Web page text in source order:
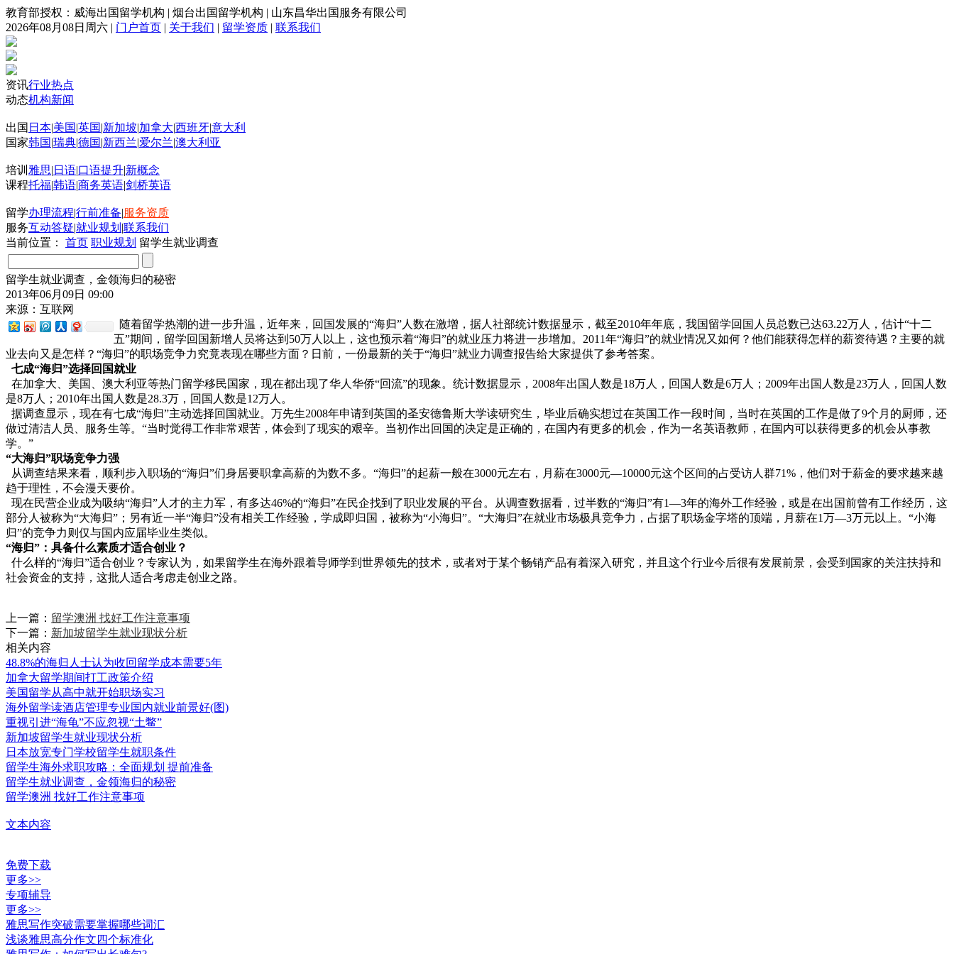
教育部授权：威海出国留学机构 | 烟台出国留学机构 | 山东昌华出国服务有限公司
2026年08月08日周六 | 门户首页 | 关于我们 | 留学资质 | 联系我们
资讯行业热点
动态机构新闻
出国 日本|美国|英国|新加坡|加拿大|西班牙|意大利
国家韩国|瑞典|德国|新西兰|爱尔兰|澳大利亚
培训 雅思| 日语|口语提升|新概念
课程托福|韩语|商务英语|剑桥英语
留学办理流程|行前准备|服务资质
服务互动答疑|就业规划 |联系我们
当前位置：
首页 职业规划 留学生就业调查
留学生就业调查，金领海归的秘密
2013年06月09日 09:00
来源：互联网
随着留学热潮的进一步升温，近年来，回国发展的“海归”人数在激增，据人社部统计数据显示，截至2010年年底，我国留学回国人员总数已达63.22万人，估计“十二
五”期间，留学回国新增人员将达到50万人以上，这也预示着“海归”的就业压力将进一步增加。2011年“海归”的就业情况又如何？他们能获得怎样的薪资待遇？主要的就
业去向又是怎样？“海归”的职场竞争力究竟表现在哪些方面？日前，一份最新的关于“海归”就业力调查报告给大家提供了参考答案。
七成“海归”选择回国就业
在加拿大、美国、澳大利亚等热门留学移民国家，现在都出现了华人华侨“回流”的现象。统计数据显示，2008年出国人数是18万人，回国人数是6万人；2009年出国人数是23万人，回国人数
是8万人；2010年出国人数是28.3万，回国人数是12万人。
据调查显示，现在有七成“海归”主动选择回国就业。万先生2008年申请到英国的圣安德鲁斯大学读研究生，毕业后确实想过在英国工作一段时间，当时在英国的工作是做了9个月的厨师，还
做过清洁人员、服务生等。“当时觉得工作非常艰苦，体会到了现实的艰辛。当初作出回国的决定是正确的，在国内有更多的机会，作为一名英语教师，在国内可以获得更多的机会从事教
学。”
“大海归”职场竞争力强
从调查结果来看，顺利步入职场的“海归”们身居要职拿高薪的为数不多。“海归”的起薪一般在3000元左右，月薪在3000元—10000元这个区间的占受访人群71%，他们对于薪金的要求越来越
趋于理性，不会漫天要价。
现在民营企业成为吸纳“海归”人才的主力军，有多达46%的“海归”在民企找到了职业发展的平台。从调查数据看，过半数的“海归”有1—3年的海外工作经验，或是在出国前曾有工作经历，这
部分人被称为“大海归”；另有近一半“海归”没有相关工作经验，学成即归国，被称为“小海归”。“大海归”在就业市场极具竞争力，占据了职场金字塔的顶端，月薪在1万—3万元以上。“小海
归”的竞争力则仅与国内应届毕业生类似。
“海归”：具备什么素质才适合创业？
什么样的“海归”适合创业？专家认为，如果留学生在海外跟着导师学到世界领先的技术，或者对于某个畅销产品有着深入研究，并且这个行业今后很有发展前景，会受到国家的关注扶持和
社会资金的支持，这批人适合考虑走创业之路。
上一篇： 留学澳洲 找好工作注意事项
下一篇： 新加坡留学生就业现状分析
相关内容
48.8%的海归人士认为收回留学成本需要5年
加拿大留学期间打工政策介绍
美国留学从高中就开始职场实习
海外留学读酒店管理专业国内就业前景好(图)
重视引进“海龟”不应忽视“土鳖”
新加坡留学生就业现状分析
日本放宽专门学校留学生就职条件
留学生海外求职攻略：全面规划 提前准备
留学生就业调查，金领海归的秘密
留学澳洲 找好工作注意事项
文本内容
免费下载
更多>>
专项辅导
更多>>
雅思写作突破需要掌握哪些词汇
浅谈雅思高分作文四个标准化